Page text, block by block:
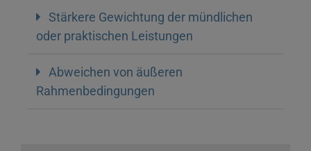
Stärkere Gewichtung der mündlichen
oder praktischen Leistungen
Abweichen von äußeren
Rahmenbedingungen